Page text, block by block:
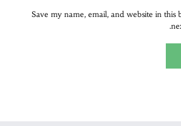
Save my name, email, and website in this